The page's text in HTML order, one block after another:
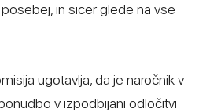
in sicer glede na vse
ugotavlja, da je naročnik v
v izpodbijani odločitvi